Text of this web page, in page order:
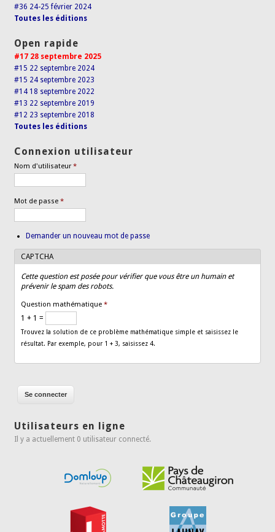
#36 24-25 février 2024
Toutes les éditions
Open rapide
#17 28 septembre 2025
#15 22 septembre 2024
#15 24 septembre 2023
#14 18 septembre 2022
#13 22 septembre 2019
#12 23 septembre 2018
Toutes les éditions
Connexion utilisateur
Nom d'utilisateur*
Mot de passe*
Demander un nouveau mot de passe
CAPTCHA
Cette question est posée pour vérifier que vous être un humain et
prévenir le spam des robots.
Question mathématique*
1 + 1 =
Trouvez la solution de ce problème mathématique simple et saisissez le
résultat. Par exemple, pour 1 + 3, saisissez 4.
Utilisateurs en ligne
Il y a actuellement 0 utilisateur connecté.